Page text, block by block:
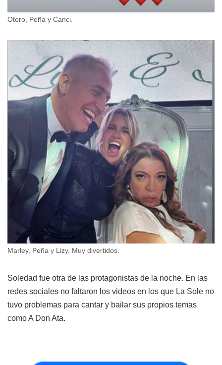
Otero, Peña y Canci.
Marley, Peña y Lizy. Muy divertidos.
Soledad fue otra de las protagonistas de la noche. En las
redes sociales no faltaron los videos en los que La Sole no
tuvo problemas para cantar y bailar sus propios temas
como A Don Ata.